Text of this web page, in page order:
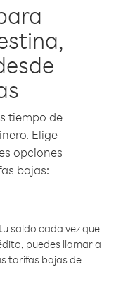
tiempo de
Elige
opciones
bajas:
saldo cada vez que
puedes llamar a
tarifas bajas de